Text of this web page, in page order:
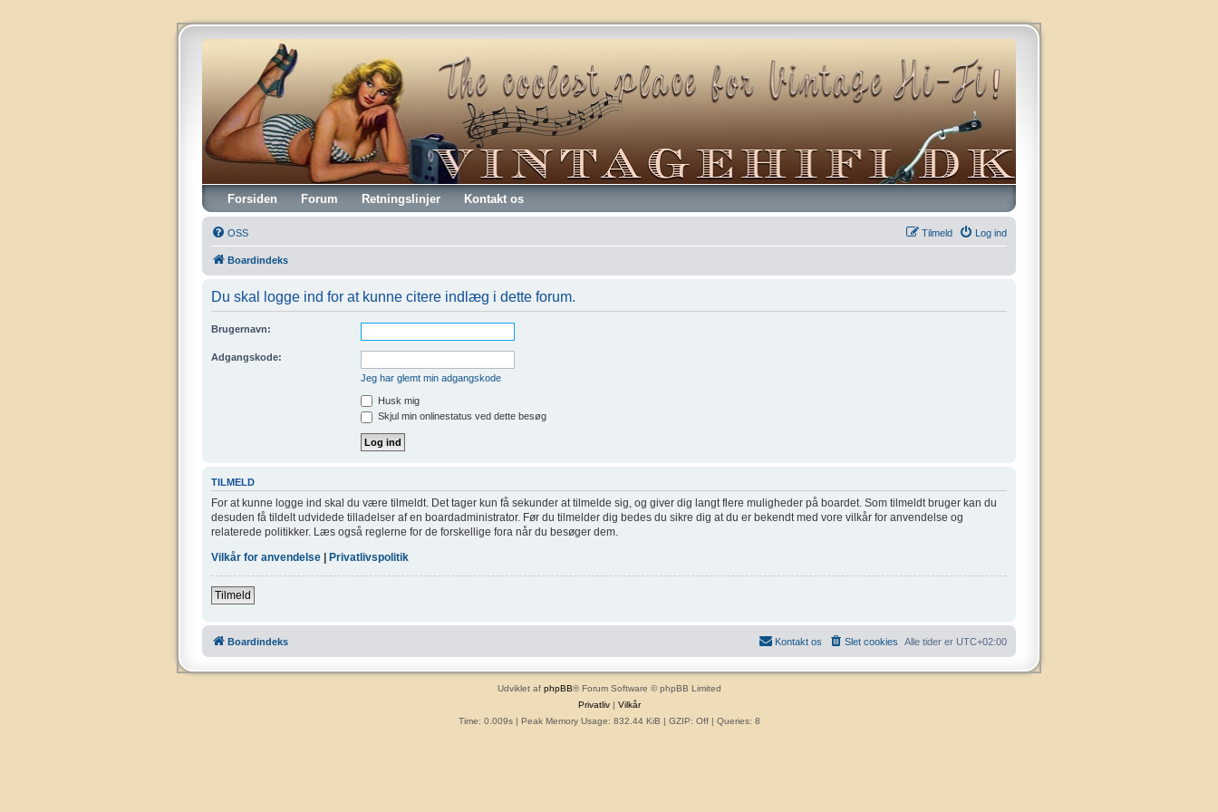
Vintagehifi.dk
Forsiden Forum Retningslinjer Kontakt os
OSS Log ind
Tilmeld
Boardindeks
Du skal logge ind for at kunne citere indlæg i dette forum.
Brugernavn:
Adgangskode:
Jeg har glemt min adgangskode
Husk mig
Skjul min onlinestatus ved dette besøg
TILMELD
For at kunne logge ind skal du være tilmeldt. Det tager kun få sekunder at tilmelde sig, og giver dig langt flere muligheder på boardet. Som tilmeldt bruger kan du
desuden få tildelt udvidede tilladelser af en boardadministrator. Før du tilmelder dig bedes du sikre dig at du er bekendt med vore vilkår for anvendelse og
relaterede politikker. Læs også reglerne for de forskellige fora når du besøger dem.
Vilkår for anvendelse
Privatlivspolitik
Tilmeld
Boardindeks Alle tider er UTC+02:00
Slet cookies
Kontakt os
Udviklet af phpBB® Forum Software © phpBB Limited
Privatliv| Vilkår
Time: 0.009s| Peak Memory Usage: 832.44 KiB | GZIP: Off | Queries: 8